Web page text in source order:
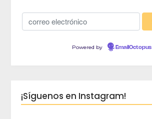
Powered by EmailOctopus
¡Síguenos en Instagram!